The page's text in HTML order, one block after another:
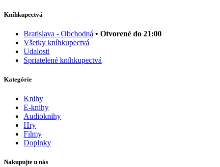
Kníhkupectvá
Bratislava - Obchodná • Otvorené do 21:00
Všetky kníhkupectvá
Udalosti
Spriatelené kníhkupectvá
Kategórie
Knihy
E-knihy
Audioknihy
Hry
Filmy
Doplnky
Nakupujte u nás